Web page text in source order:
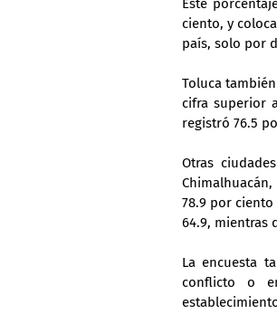
Este
ciento, y
país, solo por
Toluca
cifra superior
registró 76.5
Otras
78.9 por
64.9, mientras
La encuesta
conflicto o